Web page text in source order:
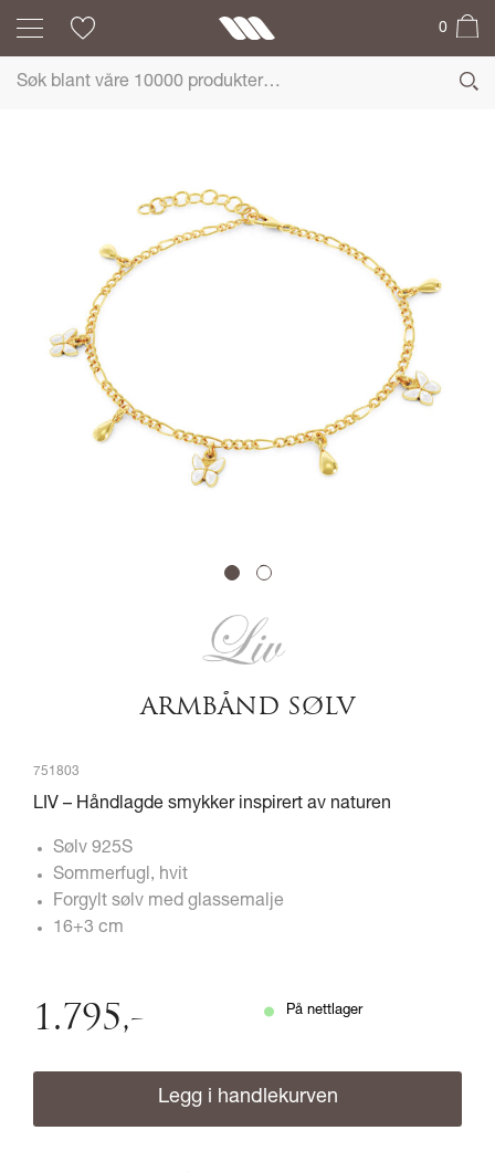
0
2
ARMBÅND SØLV
751803
LIV – Håndlagde smykker inspirert av naturen
Sølv 925S
Sommerfugl, hvit
Forgylt sølv med glassemalje
16+3 cm
1.795,- På nettlager
Legg i handlekurven
LIV